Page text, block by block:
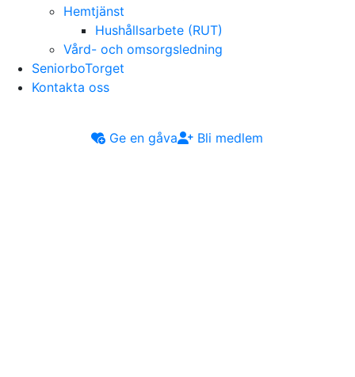
Hemtjänst
Hushållsarbete (RUT)
Vård- och omsorgsledning
SeniorboTorget
Kontakta oss
Ge en gåva Bli medlem